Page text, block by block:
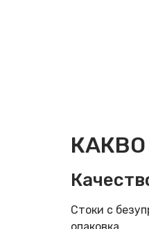
Стоки с